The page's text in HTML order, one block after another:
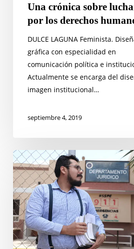
derechos
Una crónica sobre
por los derechos
DULCE LAGUNA Feminista.
gráfica con especialidad en
comunicación política e
Actualmente se encarga del
imagen institucional…
septiembre 4, 2019
Curso
«Los
beneficios
en
el
marco
de
la